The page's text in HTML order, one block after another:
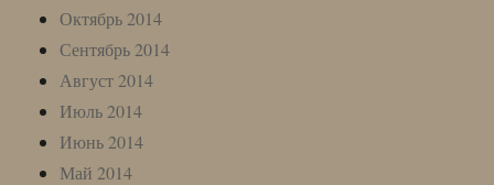
Октябрь 2014
Сентябрь 2014
Август 2014
Июль 2014
Июнь 2014
Май 2014